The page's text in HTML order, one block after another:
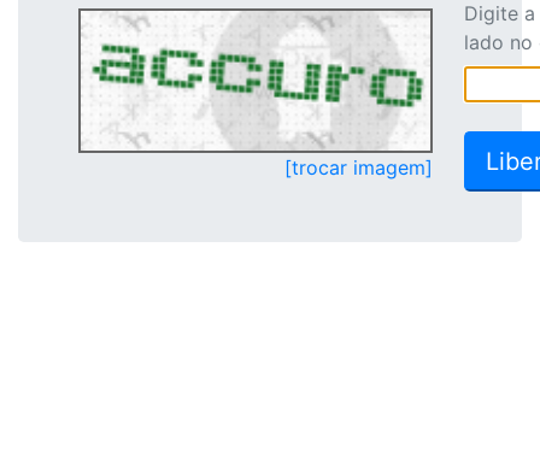
[trocar imagem]
Digite
lado no